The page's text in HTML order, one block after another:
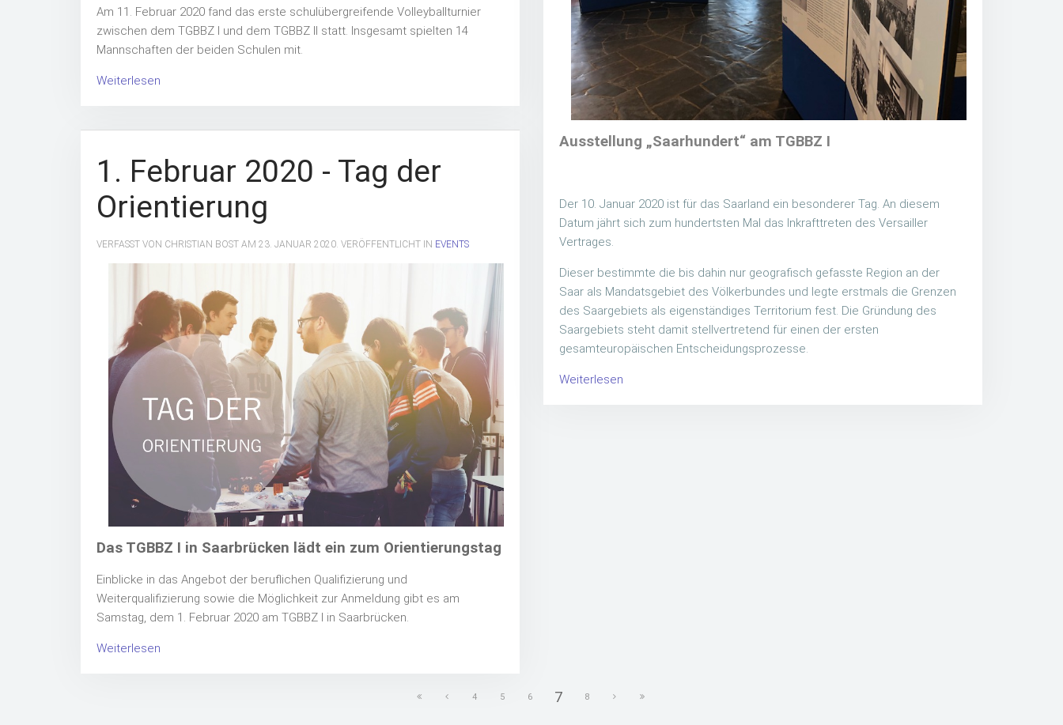
Am 11. Februar 2020 fand das erste schulübergreifende Volleyballturnier
zwischen dem TGBBZ I und dem TGBBZ II statt. Insgesamt spielten 14
Mannschaften der beiden Schulen mit.
Weiterlesen
1. Februar 2020 - Tag der
Orientierung
VERFASST VON CHRISTIAN BOST AM 23. JANUAR 2020 . VERÖFFENTLICHT IN EVENTS
Das TGBBZ I in Saarbrücken lädt ein zum Orientierungstag
Einblicke in das Angebot der beruflichen Qualifizierung und
Weiterqualifizierung sowie die Möglichkeit zur Anmeldung gibt es am
Samstag, dem 1. Februar 2020 am TGBBZ I in Saarbrücken.
Weiterlesen
Ausstellung „Saarhundert“ am TGBBZ I
Der 10. Januar 2020 ist für das Saarland ein besonderer Tag. An diesem
Datum jährt sich zum hundertsten Mal das Inkrafttreten des Versailler
Vertrages.
Dieser bestimmte die bis dahin nur geografisch gefasste Region an der
Saar als Mandatsgebiet des Völkerbundes und legte erstmals die Grenzen
des Saargebiets als eigenständiges Territorium fest. Die Gründung des
Saargebiets steht damit stellvertretend für einen der ersten
gesamteuropäischen Entscheidungsprozesse.
Weiterlesen
4 5 6 7 8